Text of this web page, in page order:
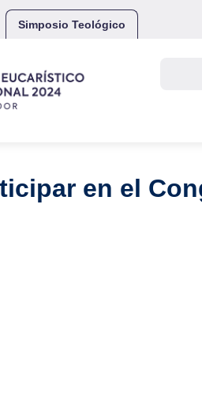
Simposio Teológico
en el